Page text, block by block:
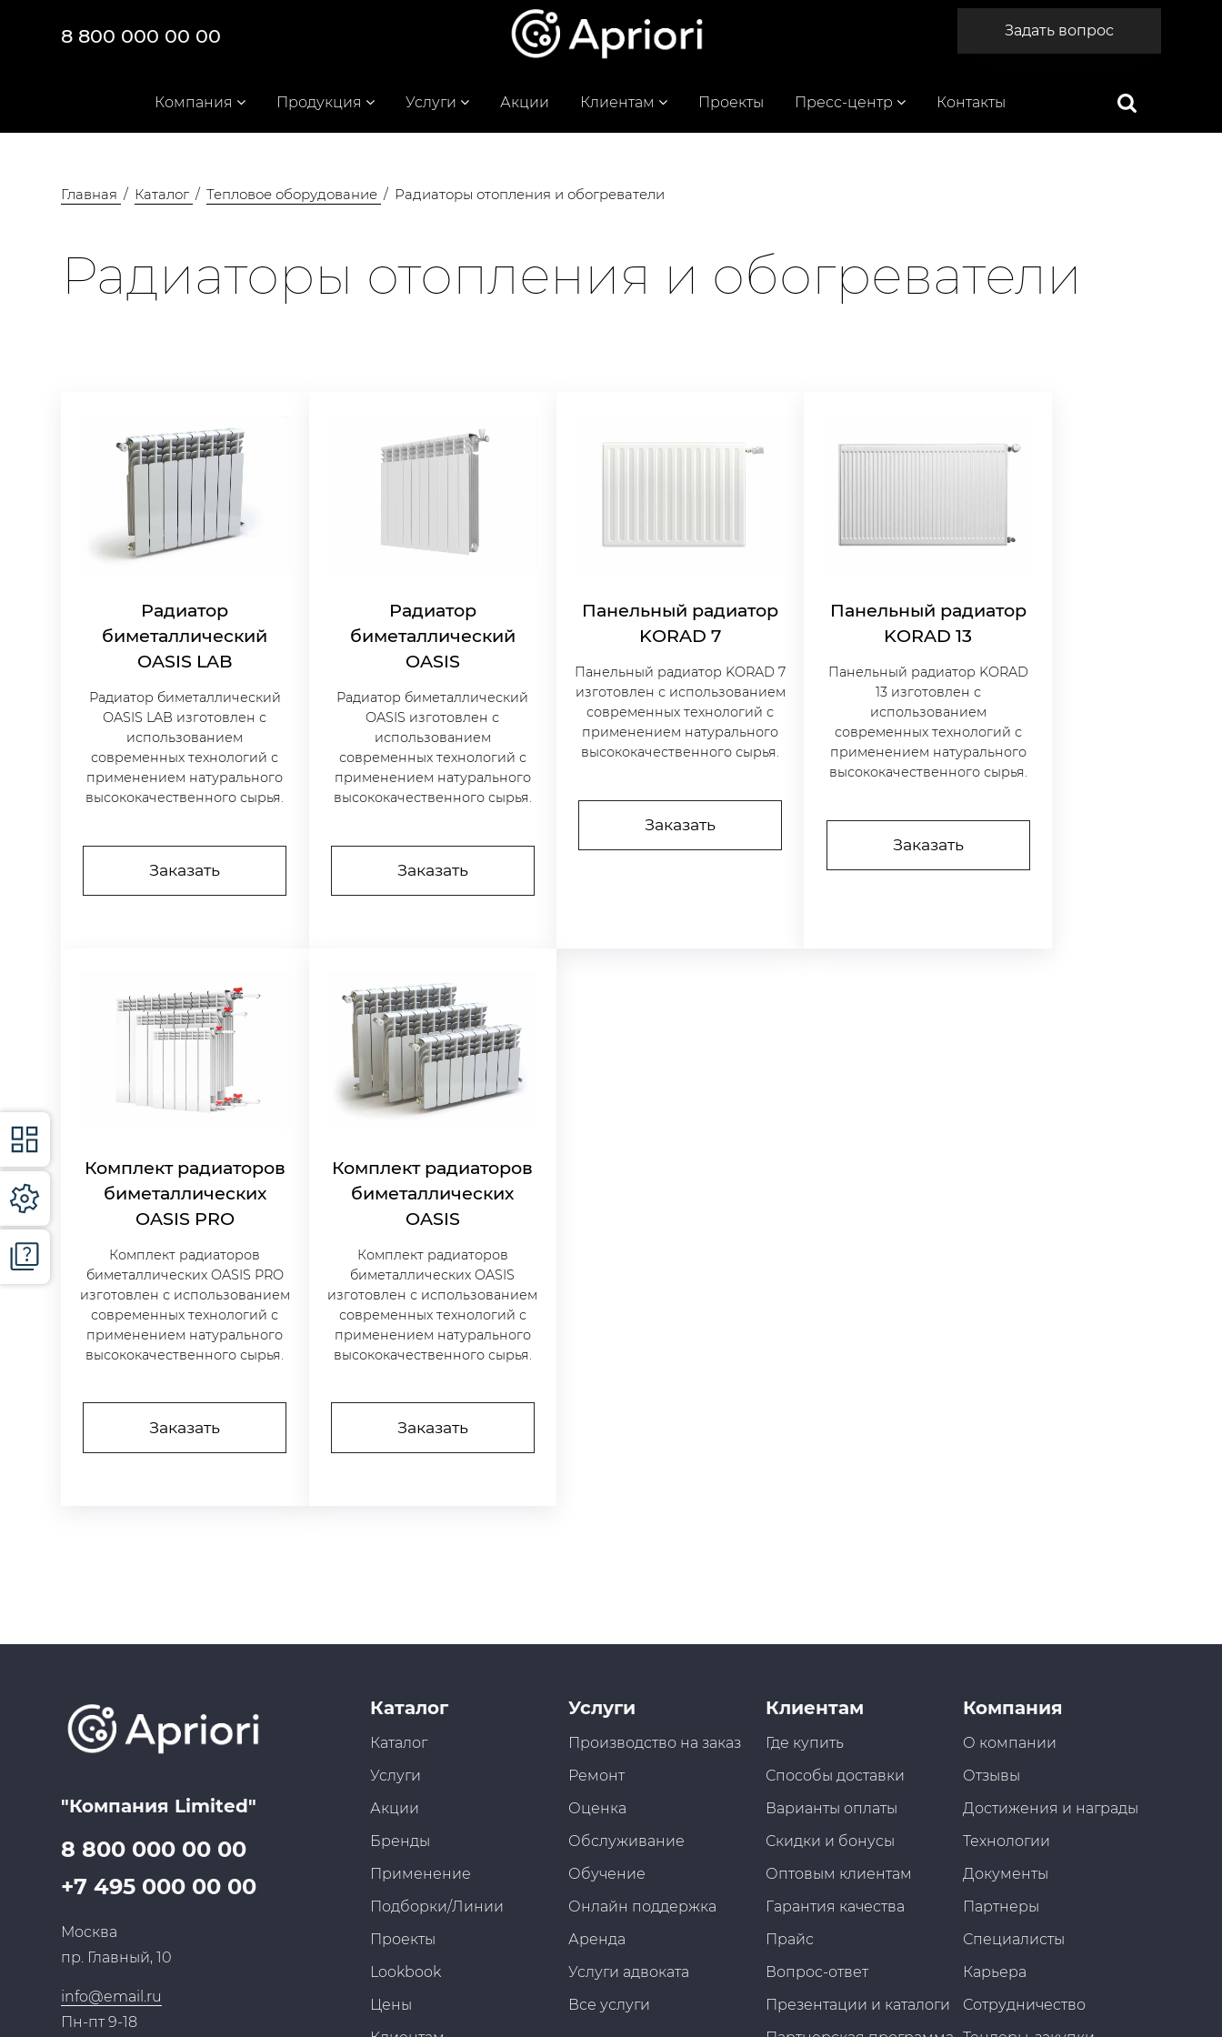
8 800 000 00 00 Задать вопрос
Компания Продукция Услуги Акции Клиентам Проекты Пресс-центр Контакты
Главная Каталог Тепловое оборудование Радиаторы отопления и обогреватели
Радиаторы отопления и обогреватели
Радиатор
биметаллический
OASIS LAB
Радиатор биметаллический
OASIS LAB изготовлен с
использованием
современных технологий с
применением натурального
высококачественного сырья.
Заказать
Радиатор
биметаллический
OASIS
Радиатор биметаллический
OASIS изготовлен с
использованием
современных технологий с
применением натурального
высококачественного сырья.
Заказать
Панельный радиатор
KORAD 7
Панельный радиатор KORAD 7
изготовлен с использованием
современных технологий с
применением натурального
высококачественного сырья.
Заказать
Панельный радиатор
KORAD 13
Панельный радиатор KORAD
13 изготовлен с
использованием
современных технологий с
применением натурального
высококачественного сырья.
Заказать
Комплект радиаторов
биметаллических
OASIS PRO
Комплект радиаторов
биметаллических OASIS PRO
изготовлен с использованием
современных технологий с
применением натурального
высококачественного сырья.
Заказать
Комплект радиаторов
биметаллических
OASIS
Комплект радиаторов
биметаллических OASIS
изготовлен с использованием
современных технологий с
применением натурального
высококачественного сырья.
Заказать
"Компания Limited"
8 800 000 00 00
+7 495 000 00 00
Москва
пр. Главный, 10
info@email.ru
Пн-пт 9-18
Каталог
Каталог
Услуги
Акции
Бренды
Применение
Подборки/Линии
Проекты
Lookbook
Цены
Услуги
Производство на заказ
Ремонт
Оценка
Обслуживание
Обучение
Онлайн поддержка
Аренда
Услуги адвоката
Все услуги
Клиентам
Где купить
Способы доставки
Варианты оплаты
Скидки и бонусы
Оптовым клиентам
Гарантия качества
Прайс
Вопрос-ответ
Презентации и каталоги
Компания
О компании
Отзывы
Достижения и награды
Технологии
Документы
Партнеры
Специалисты
Карьера
Сотрудничество